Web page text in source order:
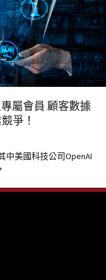
屬會員 顧客數據
爭！
中美國科技公司OpenAI